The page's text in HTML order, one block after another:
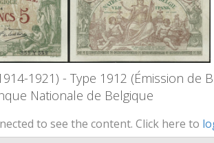
1921) - Type 1912 (Émission de
Nationale de Belgique
to see the content. Click here to